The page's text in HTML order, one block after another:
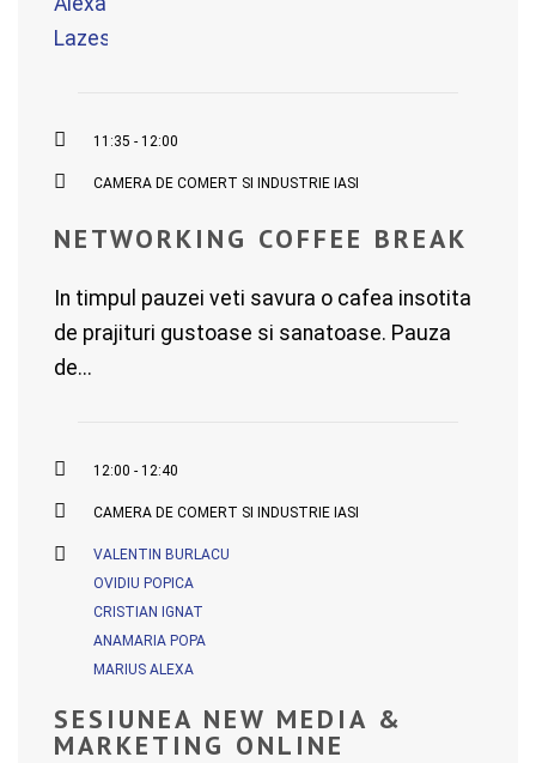
11:35 - 12:00
CAMERA DE COMERT SI INDUSTRIE IASI
NETWORKING COFFEE BREAK
In timpul pauzei veti savura o cafea insotita
de prajituri gustoase si sanatoase. Pauza
de...
12:00 - 12:40
CAMERA DE COMERT SI INDUSTRIE IASI
VALENTIN BURLACU
OVIDIU POPICA
CRISTIAN IGNAT
ANAMARIA POPA
MARIUS ALEXA
SESIUNEA NEW MEDIA &
MARKETING ONLINE